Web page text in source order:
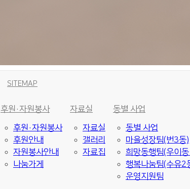
SITEMAP
후원·자원봉사
후원·자원봉사
후원안내
자원봉사안내
나눔가게
자료실
자료실
갤러리
자료집
동별 사업
동별 사업
마을성장팀(번3동)
희망동행팀(우이
행복나눔팀(수유2
운영지원팀